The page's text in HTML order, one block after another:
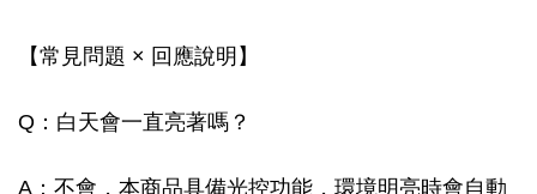
【常見問題 × 回應說明】
Q：白天會一直亮著嗎？
A：不會，本商品具備光控功能，環境明亮時會自動